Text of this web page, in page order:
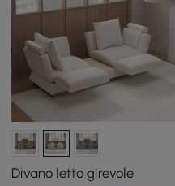
Divano letto girevole